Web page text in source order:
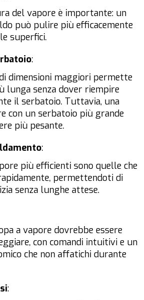
del vapore è importante: un
può pulire più efficacemente
superfici.
:
dimensioni maggiori permette
lunga senza dover riempire
il serbatoio. Tuttavia, una
con un serbatoio più grande
più pesante.
:
più efficienti sono quelle che
permettendoti di
senza lunghe attese.
a vapore dovrebbe essere
con comandi intuitivi e un
che non affatichi durante
: